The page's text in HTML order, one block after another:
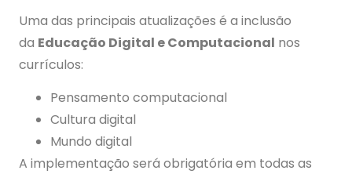
Uma das principais atualizações é a inclusão
da Educação Digital e Computacional nos
currículos:
Pensamento computacional
Cultura digital
Mundo digital
A implementação será obrigatória em todas as